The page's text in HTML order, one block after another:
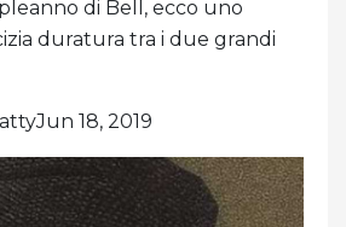
di Bell, ecco uno
duratura tra i due grandi
18, 2019